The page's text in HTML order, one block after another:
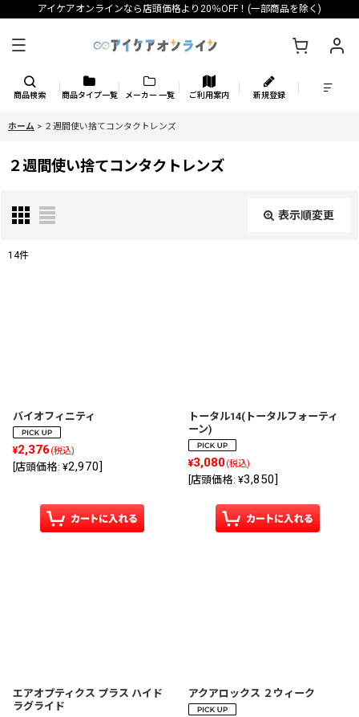
アイケアオンラインなら店頭価格より20％OFF！(一部商品を除く)
商品検索 商品タイプ一覧 メーカー 一覧 ご利用案内 新規登録
ホーム > ２週間使い捨てコンタクトレンズ
２週間使い捨てコンタクトレンズ
表示順変更
14件
バイオフィニティ
¥2,376 (税込)
[店頭価格: ¥2,970]
トータル14(トータルフォーティ
ーン)
¥3,080(税込)
[店頭価格: ¥3,850]
エアオプティクス プラス ハイド
ラグライド
アクアロックス ２ウィーク